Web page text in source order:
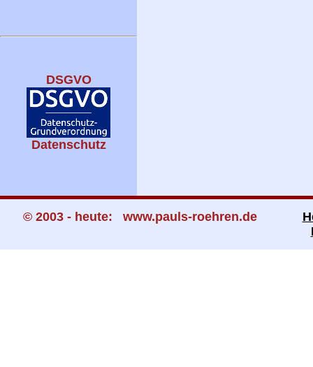
DSGVO
Datenschutz
© 2003 - heute: www.pauls-roehren.de